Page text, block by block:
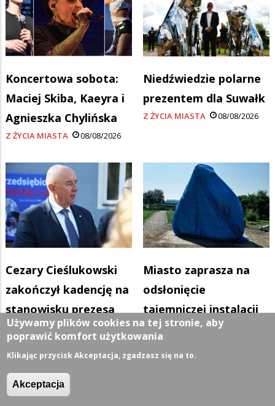
Koncertowa sobota:
Maciej Skiba, Kaeyra i
Agnieszka Chylińska
Z ŻYCIA MIASTA 08/08/2026
Niedźwiedzie polarne
prezentem dla Suwałk
Z ŻYCIA MIASTA 08/08/2026
Cezary Cieślukowski
zakończył kadencję na
stanowisku prezesa
SSSE
Miasto zaprasza na
odsłonięcie
tajemniczej instalacji
na wyspie Zalewu
Arkadia
Używamy plików cookies na tej stronie, aby
poprawić komfort użytkowania
Klikając przycisk Akceptacja, zgadzasz się na to.
Akceptacja